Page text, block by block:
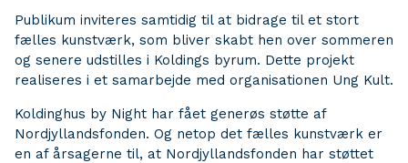
Publikum inviteres samtidig til at bidrage til et stort
fælles kunstværk, som bliver skabt hen over sommeren
og senere udstilles i Koldings byrum. Dette projekt
realiseres i et samarbejde med organisationen Ung Kult.
Koldinghus by Night har fået generøs støtte af
Nordjyllandsfonden. Og netop det fælles kunstværk er
en af årsagerne til, at Nordjyllandsfonden har støttet